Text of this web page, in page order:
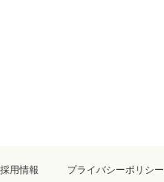
採用情報 プライバシーポリシー